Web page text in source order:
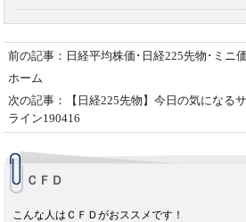
前の記事：日経平均株価･日経225先物･ミニ
ホーム
次の記事：【日経225先物】今日の気になる
ライン190416
ＣＦＤ
こんな人はＣＦＤがおススメです！